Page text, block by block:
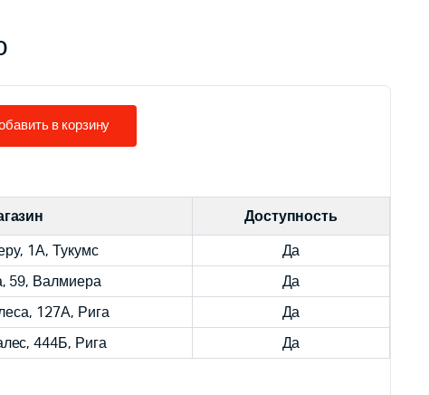
в корзину
Доступность
1А, Тукумс Да
59, Валмиера Да
127А, Рига Да
444Б, Рига Да